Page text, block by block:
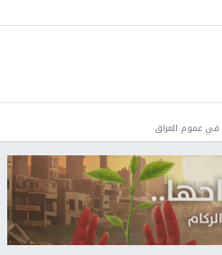
في عموم العراق